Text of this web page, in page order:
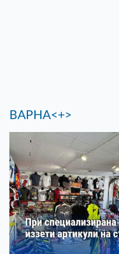
ВАРНА<+>